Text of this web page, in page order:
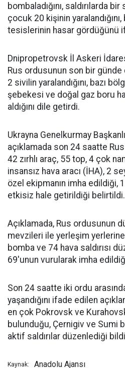
bombaladığını, saldırılarda
çocuk 20 kişinin
tesislerinin hasar gördüğünü
Dnipropetrovsk İl Askeri
Rus ordusunun son bir günde
2 sivilin yaralandığını, bazı
şebekesi ve doğal gaz boru
aldığını dile getirdi.
Ukrayna Genelkurmay
açıklamada son 24 saatte
42 zırhlı araç, 55 top, 4 çok
insansız hava aracı (İHA), 2
özel ekipmanın imha edildiği,
etkisiz hale getirildiği belirtildi.
Açıklamada, Rus ordusunun
mevzileri ile yerleşim
bomba ve 74 hava saldırısı
69'unun vurularak imha
Son 24 saatte iki ordu
yaşandığını ifade edilen
en çok Pokrovsk ve
bulunduğu, Çernigiv ve Sumi
aktif saldırılar düzenlediği
Kaynak: Anadolu Ajansı